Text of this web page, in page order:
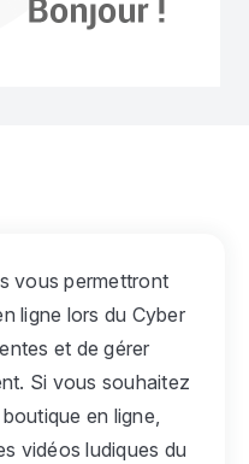
vous permettront
ligne lors du Cyber
et de gérer
Si vous souhaitez
en ligne,
vidéos ludiques du